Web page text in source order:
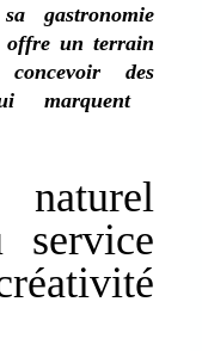
gastronomie
offre un terrain
des
marquent
service